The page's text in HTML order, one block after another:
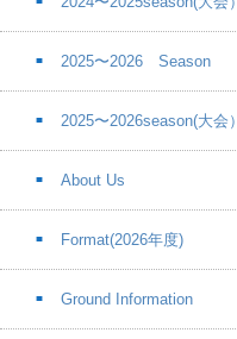
2025〜2026 Season
2025〜2026season(大会）
About Us
Format(2026年度)
Ground Information